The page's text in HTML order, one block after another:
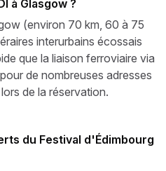
à Glasgow ?
(environ 70 km, 60 à 75
interurbains écossais
que la liaison ferroviaire via
de nombreuses adresses
de la réservation.
du Festival d'Édimbourg